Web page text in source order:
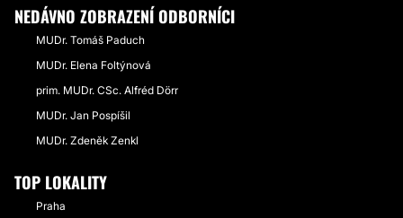
NEDÁVNO ZOBRAZENÍ ODBORNÍCI
MUDr. Tomáš Paduch
MUDr. Elena Foltýnová
prim. MUDr. CSc. Alfréd Dörr
MUDr. Jan Pospíšil
MUDr. Zdeněk Zenkl
TOP LOKALITY
Praha